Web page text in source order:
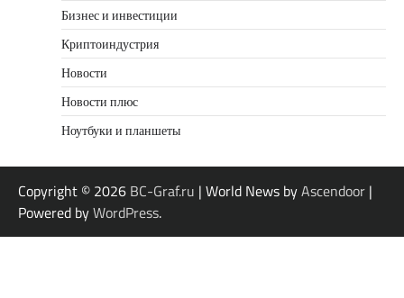
Бизнес и инвестиции
Криптоиндустрия
Новости
Новости плюс
Ноутбуки и планшеты
Copyright © 2026 BC-Graf.ru | World News byAscendoor |
Powered byWordPress.